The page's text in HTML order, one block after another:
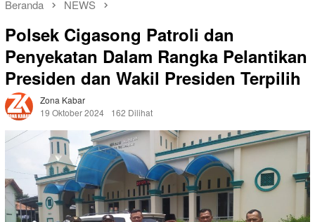
Beranda NEWS
Polsek Cigasong Patroli dan
Penyekatan Dalam Rangka Pelantikan
Presiden dan Wakil Presiden Terpilih
Zona Kabar
19 Oktober 2024
162 Dilihat